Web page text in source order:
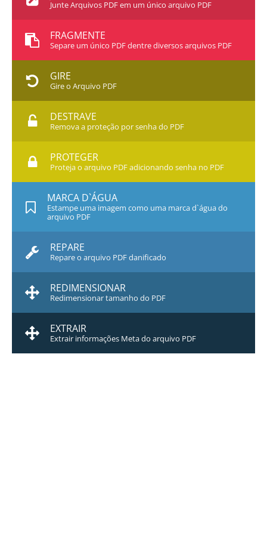
Junte Arquivos PDF em um único arquivo PDF
FRAGMENTE
Separe um único PDF dentre diversos arquivos PDF
GIRE
Gire o Arquivo PDF
DESTRAVE
Remova a proteção por senha do PDF
PROTEGER
Proteja o arquivo PDF adicionando senha no PDF
MARCA D`ÁGUA
Estampe uma imagem como uma marca d`água do
arquivo PDF
REPARE
Repare o arquivo PDF danificado
REDIMENSIONAR
Redimensionar tamanho do PDF
EXTRAIR
Extrair informações Meta do arquivo PDF